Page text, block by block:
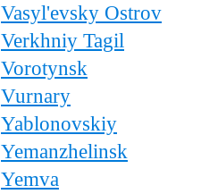
Vasyl'evsky Ostrov
Verkhniy Tagil
Vorotynsk
Vurnary
Yablonovskiy
Yemanzhelinsk
Yemva